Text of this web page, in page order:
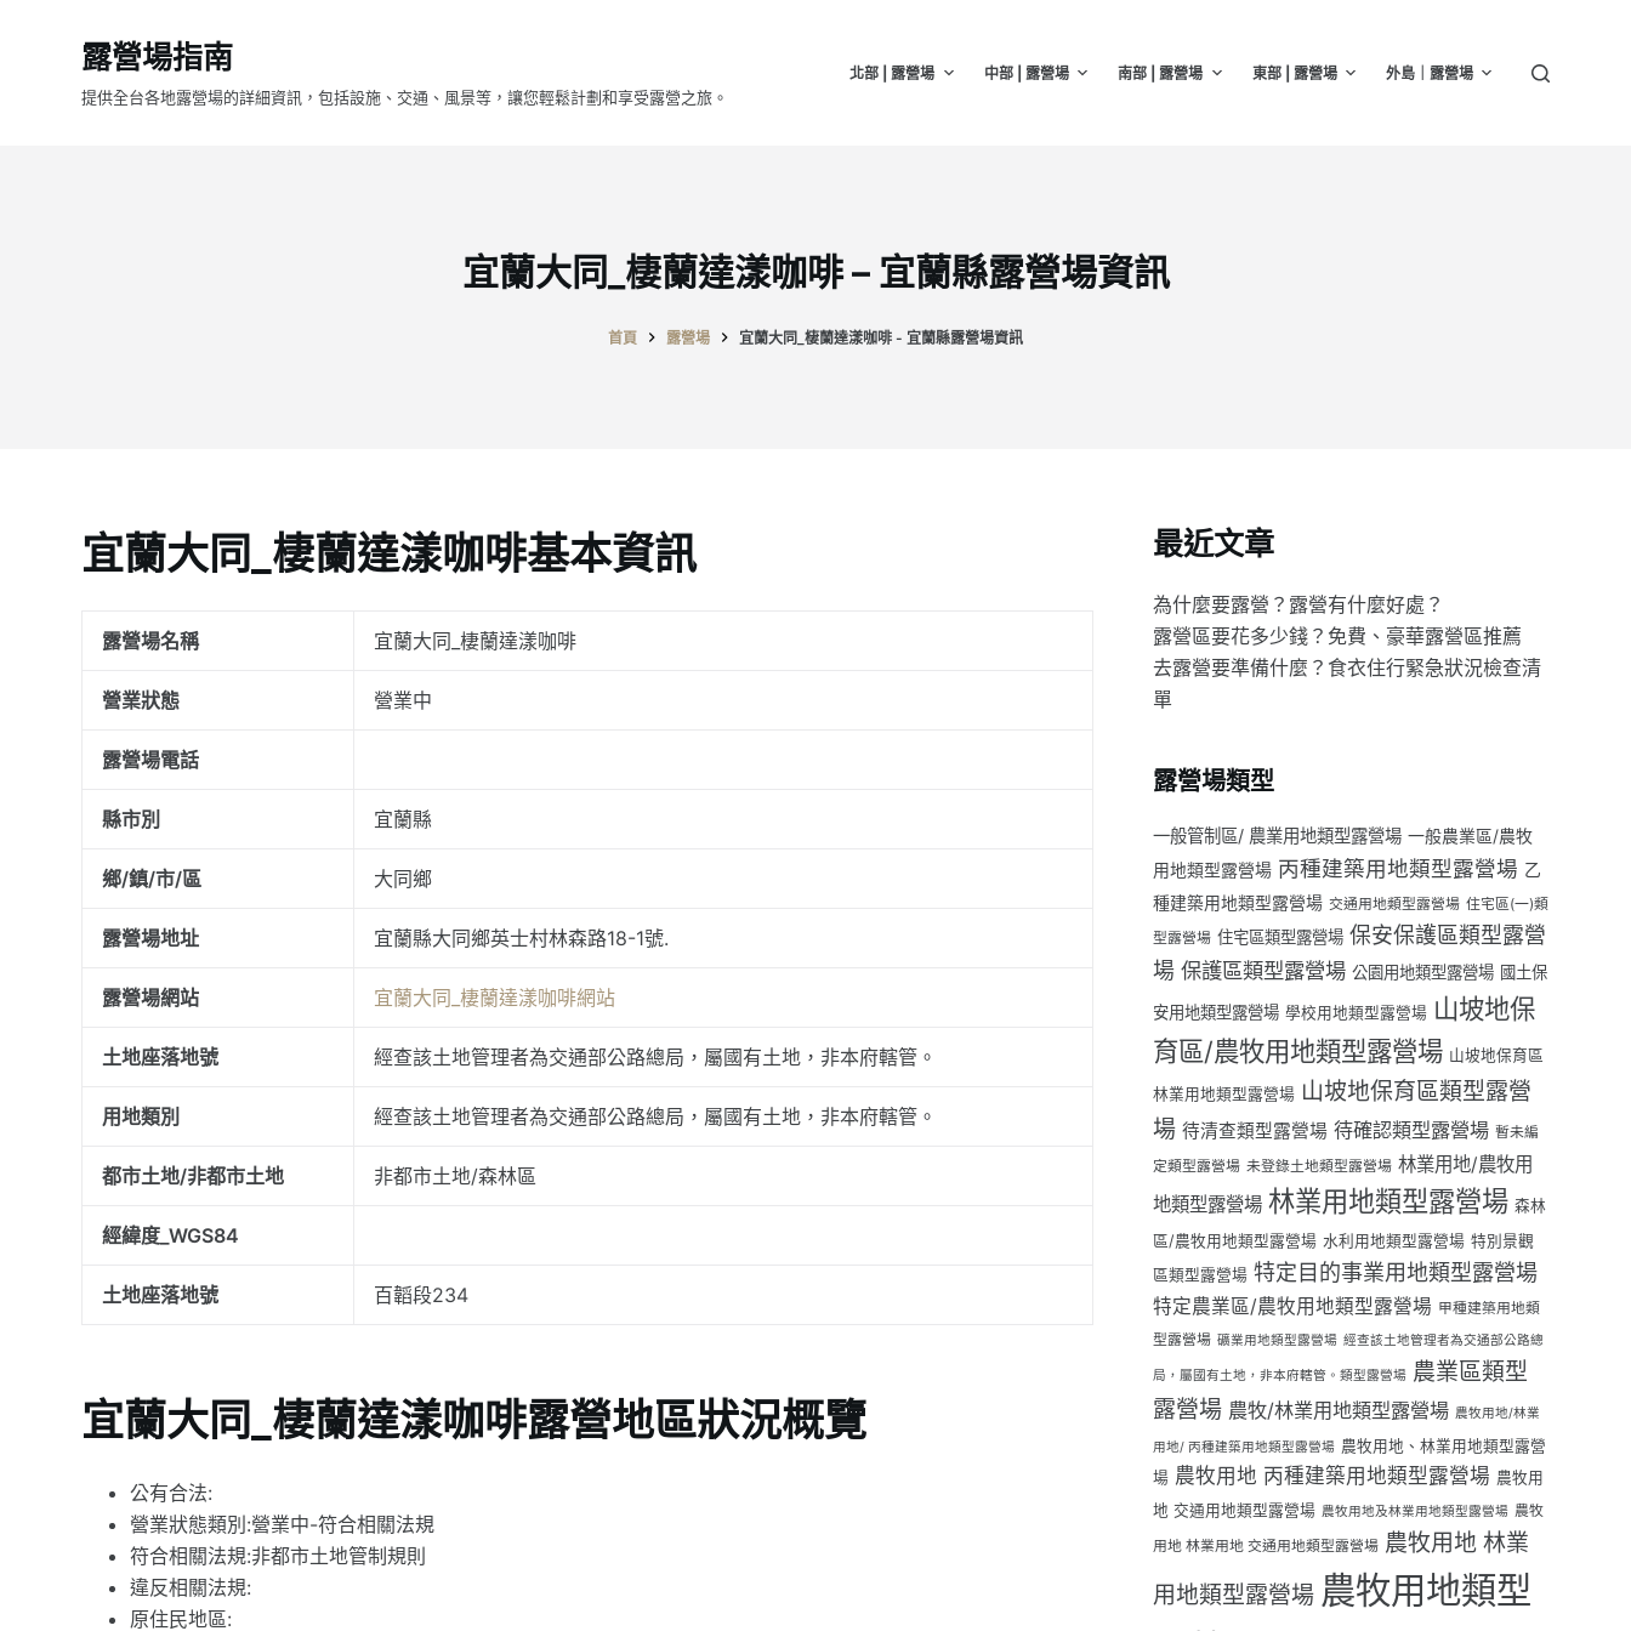
露營場指南
提供全台各地露營場的詳細資訊，包括設施、交通、風景等，讓您輕鬆計劃和享受露營之旅。
北部 | 露營場 中部 | 露營場 南部 | 露營場 東部 | 露營場 外島｜露營場
宜蘭大同_棲蘭達漾咖啡 – 宜蘭縣露營場資訊
首頁 露營場 宜蘭大同_棲蘭達漾咖啡 - 宜蘭縣露營場資訊
宜蘭大同_棲蘭達漾咖啡基本資訊
露營場名稱 宜蘭大同_棲蘭達漾咖啡
營業狀態 營業中
露營場電話
縣市別 宜蘭縣
鄉/鎮/市/區 大同鄉
露營場地址 宜蘭縣大同鄉英士村林森路18-1號.
露營場網站 宜蘭大同_棲蘭達漾咖啡網站
土地座落地號 經查該土地管理者為交通部公路總局，屬國有土地，非本府轄管。
用地類別 經查該土地管理者為交通部公路總局，屬國有土地，非本府轄管。
都市土地/非都市土地 非都市土地/森林區
經緯度_WGS84
土地座落地號 百韜段234
宜蘭大同_棲蘭達漾咖啡露營地區狀況概覽
公有合法:
營業狀態類別:營業中-符合相關法規
符合相關法規:非都市土地管制規則
違反相關法規:
原住民地區:
最近文章
為什麼要露營？露營有什麼好處？
露營區要花多少錢？免費、豪華露營區推薦
去露營要準備什麼？食衣住行緊急狀況檢查清
單
露營場類型
一般管制區/ 農業用地類型露營場 一般農業區/農牧
用地類型露營場 丙種建築用地類型露營場 乙
種建築用地類型露營場 交通用地類型露營場 住宅區(一)類
型露營場 住宅區類型露營場 保安保護區類型露營
場 保護區類型露營場 公園用地類型露營場 國土保
安用地類型露營場 學校用地類型露營場 山坡地保
育區/農牧用地類型露營場 山坡地保育區
林業用地類型露營場 山坡地保育區類型露營
場 待清查類型露營場 待確認類型露營場 暫未編
定類型露營場 未登錄土地類型露營場 林業用地/農牧用
地類型露營場 林業用地類型露營場 森林
區/農牧用地類型露營場 水利用地類型露營場 特別景觀
區類型露營場 特定目的事業用地類型露營場
特定農業區/農牧用地類型露營場 甲種建築用地類
型露營場 礦業用地類型露營場 經查該土地管理者為交通部公路總
局，屬國有土地，非本府轄管。類型露營場 農業區類型
露營場 農牧/林業用地類型露營場 農牧用地/林業
用地/ 丙種建築用地類型露營場 農牧用地、林業用地類型露營
場 農牧用地 丙種建築用地類型露營場 農牧用
地 交通用地類型露營場 農牧用地及林業用地類型露營場 農牧
用地 林業用地 交通用地類型露營場 農牧用地 林業
用地類型露營場 農牧用地類型